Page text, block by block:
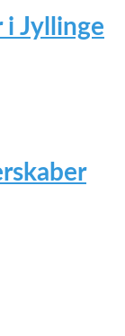
i Jyllinge